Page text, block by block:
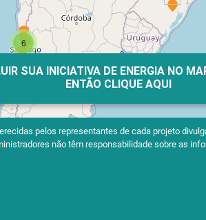
SUA INICIATIVA DE ENERGIA NO
ENTÃO CLIQUE AQUI
pelos representantes de cada projeto
não têm responsabilidade sobre as